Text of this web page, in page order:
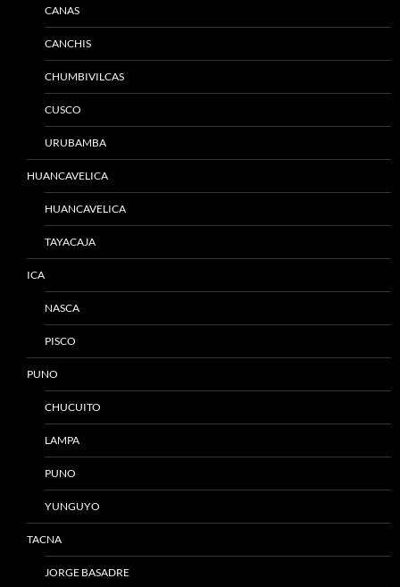
CANAS
CANCHIS
CHUMBIVILCAS
CUSCO
URUBAMBA
HUANCAVELICA
HUANCAVELICA
TAYACAJA
ICA
NASCA
PISCO
PUNO
CHUCUITO
LAMPA
PUNO
YUNGUYO
TACNA
JORGE BASADRE